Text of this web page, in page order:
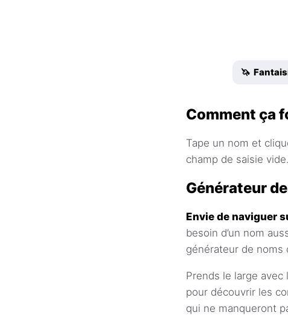
🦄
Comment ça
Tape un nom et
champ de saisie vide.
Générateur
Envie de naviguer
besoin d’un nom
générateur de noms
Prends le large avec
pour découvrir les
qui ne manqueront